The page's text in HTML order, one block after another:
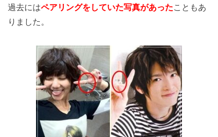
過去にはペアリングをしていた写真があったこともあ
りました。